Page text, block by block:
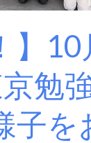
】
勉
子を